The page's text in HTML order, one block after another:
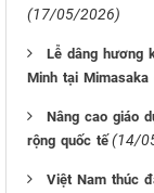
(17/05/2026)
Lễ dâng hương
Minh tại Mimasaka
Nâng cao giáo
rộng quốc tế (14/
Việt Nam thúc